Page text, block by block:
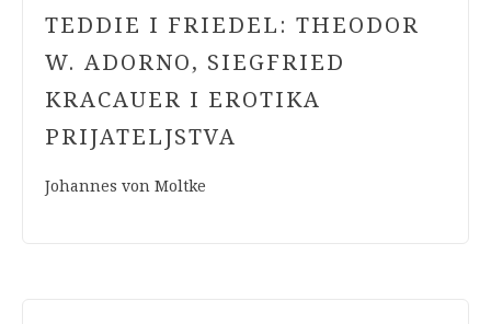
TEDDIE I FRIEDEL: THEODOR
W. ADORNO, SIEGFRIED
KRACAUER I EROTIKA
PRIJATELJSTVA
Johannes von Moltke